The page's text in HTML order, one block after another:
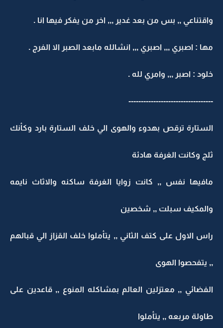
واقتناعي ,, بس من بعد غدير ,,, اخر من يفكر فيها انا .
مها : اصبري ,,, اصبري ,,, انشالله مابعد الصبر الا الفرج .
خلود : اصبر ,,, وامري لله .
----------------------------------
الستارة ترقص بهدوء والهوى الي خلف الستارة بارد وكأنك
ثلج وكانت الغرفة هادئة
مافيها نفس ,, كانت زوايا الغرفة ساكنه والاثاث نايمه
والمكيف سبلت ,, شخصين
راس الاول على كتف الثاني ,, يتأملوا خلف القزاز الي قبالهم
,, يتفحصوا الهوى
الفضائي ,, معتزلين العالم بمشاكله المنوع ,, قاعدين على
طاولة مربعه ,, يتأملوا